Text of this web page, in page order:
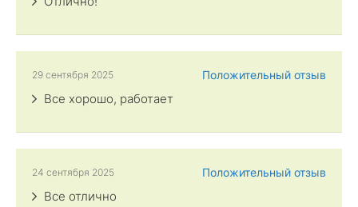
Положительный отзыв
29 сентября 2025
Все хорошо, работает
Положительный отзыв
24 сентября 2025
Все отлично